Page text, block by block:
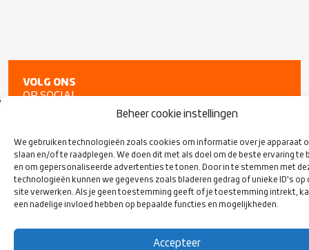
Beheer cookie instellingen
We gebruiken technologieën zoals cookies om informatie over je apparaat
slaan en/of te raadplegen. We doen dit met als doel om de beste ervaring te
en om gepersonaliseerde advertenties te tonen. Door in te stemmen met
technologieën kunnen we gegevens zoals bladeren gedrag of unieke ID's op
site verwerken. Als je geen toestemming geeft of je toestemming intrekt,
een nadelige invloed hebben op bepaalde functies en mogelijkheden.
Accepteer
VOLG ONS
OP SOCIAL